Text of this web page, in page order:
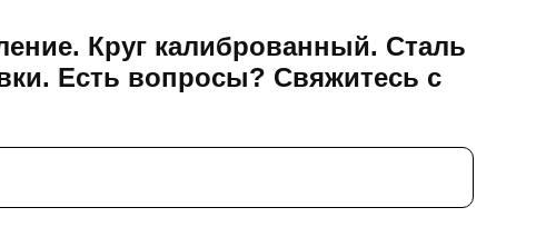
Круг калиброванный. Сталь
Есть вопросы? Свяжитесь с